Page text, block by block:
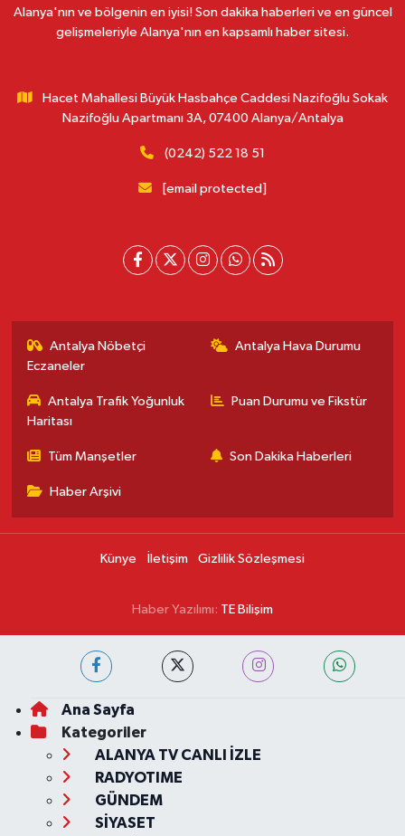
Alanya'nın ve bölgenin en iyisi! Son dakika haberleri ve en güncel
gelişmeleriyle Alanya'nın en kapsamlı haber sitesi.
Hacet Mahallesi Büyük Hasbahçe Caddesi Nazifoğlu Sokak
Nazifoğlu Apartmanı 3A, 07400 Alanya/Antalya
(0242) 522 18 51
[email protected]
Antalya Nöbetçi
Eczaneler
Antalya Hava Durumu
Antalya Trafik Yoğunluk
Haritası
Puan Durumu ve Fikstür
Tüm Manşetler Son Dakika Haberleri
Haber Arşivi
Künye İletişim Gizlilik Sözleşmesi
Haber Yazılımı: TE Bilişim
Ana Sayfa
Kategoriler
ALANYA TV CANLI İZLE
RADYOTIME
GÜNDEM
SİYASET